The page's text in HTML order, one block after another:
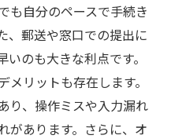
後の変化
助金の恩恵
違い
回避方法
も自分のペースで手続き
、郵送や窓口での提出に
のも大きな利点です。
リットも存在します。
り、操作ミスや入力漏れ
があります。さらに、オ